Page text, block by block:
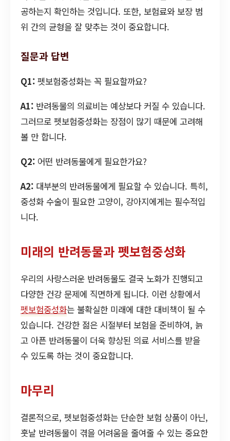
공하는지 확인하는 것입니다. 또한, 보험료와 보장 범
위 간의 균형을 잘 맞추는 것이 중요합니다.
질문과 답변
Q1: 펫보험중성화는 꼭 필요할까요?
A1: 반려동물의 의료비는 예상보다 커질 수 있습니다.
그러므로 펫보험중성화는 장점이 많기 때문에 고려해
볼 만 합니다.
Q2: 어떤 반려동물에게 필요한가요?
A2: 대부분의 반려동물에게 필요할 수 있습니다. 특히,
중성화 수술이 필요한 고양이, 강아지에게는 필수적입
니다.
미래의 반려동물과 펫보험중성화
우리의 사랑스러운 반려동물도 결국 노화가 진행되고
다양한 건강 문제에 직면하게 됩니다. 이런 상황에서
펫보험중성화는 불확실한 미래에 대한 대비책이 될 수
있습니다. 건강한 젊은 시절부터 보험을 준비하여, 늙
고 아픈 반려동물이 더욱 향상된 의료 서비스를 받을
수 있도록 하는 것이 중요합니다.
마무리
결론적으로, 펫보험중성화는 단순한 보험 상품이 아닌,
훗날 반려동물이 겪을 어려움을 줄여줄 수 있는 중요한